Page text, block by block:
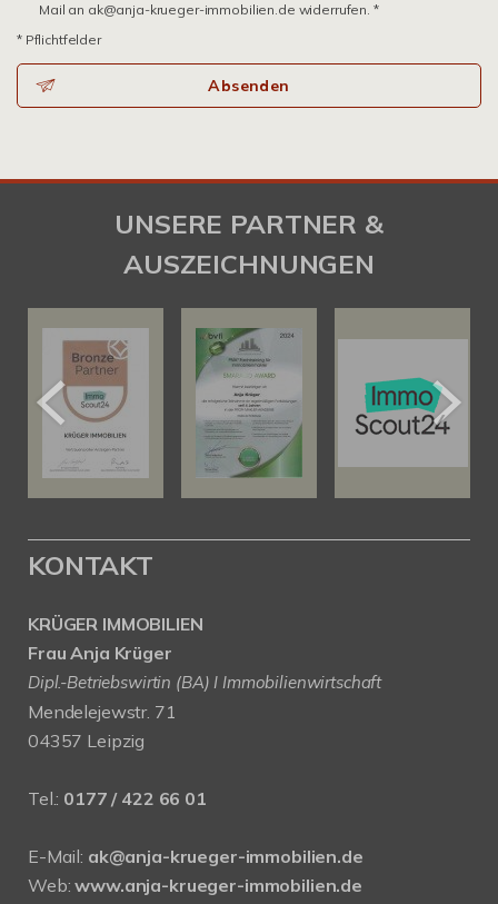
Mail an ak@anja-krueger-immobilien.de widerrufen. *
* Pflichtfelder
Absenden
UNSERE PARTNER &
AUSZEICHNUNGEN
KONTAKT
KRÜGER IMMOBILIEN
Frau Anja Krüger
Dipl.-Betriebswirtin (BA) I Immobilienwirtschaft
Mendelejewstr. 71
04357 Leipzig
Tel.: 0177 / 422 66 01
E-Mail: ak@anja-krueger-immobilien.de
Web:www.anja-krueger-immobilien.de